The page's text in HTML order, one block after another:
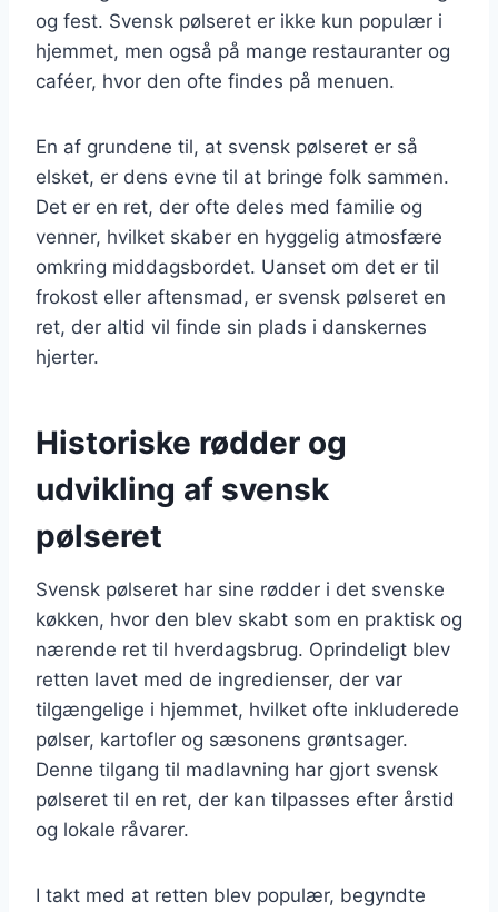
og fest. Svensk pølseret er ikke kun populær i
hjemmet, men også på mange restauranter og
caféer, hvor den ofte findes på menuen.
En af grundene til, at svensk pølseret er så
elsket, er dens evne til at bringe folk sammen.
Det er en ret, der ofte deles med familie og
venner, hvilket skaber en hyggelig atmosfære
omkring middagsbordet. Uanset om det er til
frokost eller aftensmad, er svensk pølseret en
ret, der altid vil finde sin plads i danskernes
hjerter.
Historiske rødder og
udvikling af svensk
pølseret
Svensk pølseret har sine rødder i det svenske
køkken, hvor den blev skabt som en praktisk og
nærende ret til hverdagsbrug. Oprindeligt blev
retten lavet med de ingredienser, der var
tilgængelige i hjemmet, hvilket ofte inkluderede
pølser, kartofler og sæsonens grøntsager.
Denne tilgang til madlavning har gjort svensk
pølseret til en ret, der kan tilpasses efter årstid
og lokale råvarer.
I takt med at retten blev populær, begyndte